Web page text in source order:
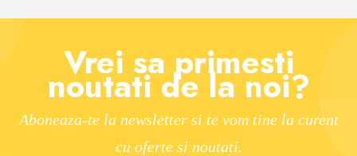
Vrei sa primesti
noutati de la noi?
Aboneaza-te la newsletter si te vom tine la curent
cu oferte si noutati.